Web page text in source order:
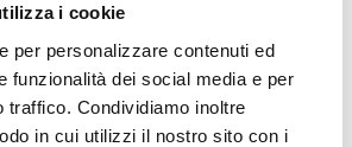
i cookie
per personalizzare contenuti ed
funzionalità dei social media e per
traffico. Condividiamo inoltre
in cui utilizzi il nostro sito con i